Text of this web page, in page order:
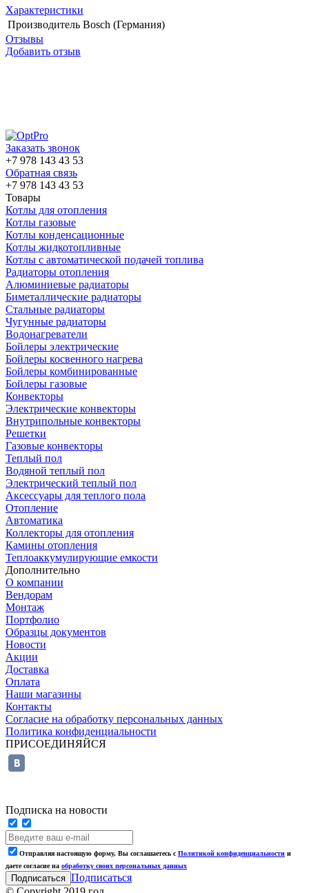
Характеристики
Производитель Bosch (Германия)
Отзывы
Добавить отзыв
Заказать звонок
+7 978 143 43 53
Обратная связь
+7 978 143 43 53
Товары
Котлы для отопления
Котлы газовые
Котлы конденсационные
Котлы жидкотопливные
Котлы с автоматической подачей топлива
Радиаторы отопления
Алюминиевые радиаторы
Биметаллические радиаторы
Стальные радиаторы
Чугунные радиаторы
Водонагреватели
Бойлеры электрические
Бойлеры косвенного нагрева
Бойлеры комбинированные
Бойлеры газовые
Конвекторы
Электрические конвекторы
Внутрипольные конвекторы
Решетки
Газовые конвекторы
Теплый пол
Водяной теплый пол
Электрический теплый пол
Аксессуары для теплого пола
Отопление
Автоматика
Коллекторы для отопления
Камины отопления
Теплоаккумулирующие емкости
Дополнительно
О компании
Вендорам
Монтаж
Портфолио
Образцы документов
Новости
Акции
Доставка
Оплата
Наши магазины
Контакты
Согласие на обработку персональных данных
Политика конфиденциальности
ПРИСОЕДИНЯЙСЯ
Подписка на новости
Отправляя настоящую форму, Вы соглашаетесь с Политикой конфиденциальности и
даете согласие на обработку своих персональных данных
Подписаться